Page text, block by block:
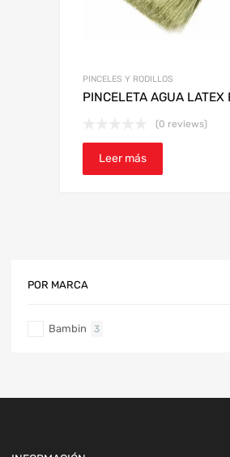
PINCELES Y RODILLOS
PINCELETA AGUA LATEX
(0 reviews)
Leer más
POR MARCA
Bambin 3